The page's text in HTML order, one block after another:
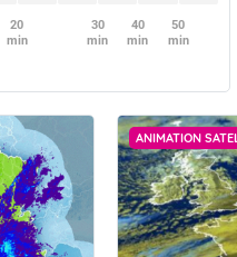
20
min
30
min
40
min
50
min
ANIMATION